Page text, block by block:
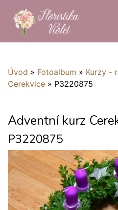
Úvod » Fotoalbum » Kurzy -
Cerekvice » P3220875
Adventní kurz
P3220875